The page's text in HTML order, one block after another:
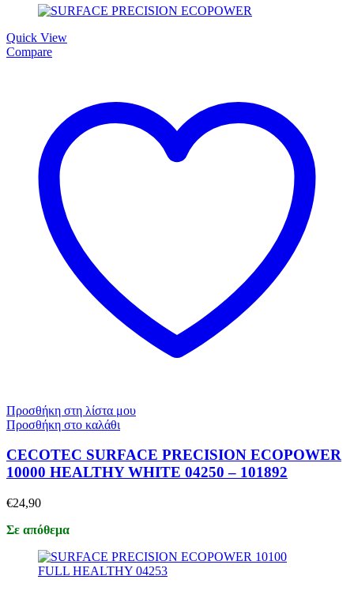
Quick View
Compare
Προσθήκη στη λίστα μου
Προσθήκη στο καλάθι
CECOTEC SURFACE PRECISION ECOPOWER
10000 HEALTHY WHITE 04250 – 101892
€24,90
Σε απόθεμα